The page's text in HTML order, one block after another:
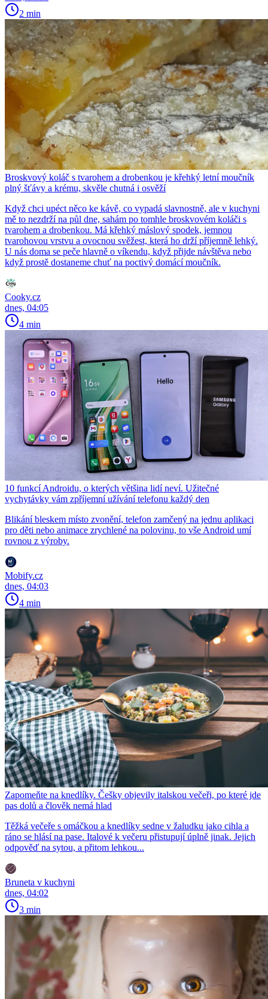
2 min
Broskvový koláč s tvarohem a drobenkou je křehký letní moučník
plný šťávy a krému, skvěle chutná i osvěží
Když chci upéct něco ke kávě, co vypadá slavnostně, ale v kuchyni
mě to nezdrží na půl dne, sahám po tomhle broskvovém koláči s
tvarohem a drobenkou. Má křehký máslový spodek, jemnou
tvarohovou vrstvu a ovocnou svěžest, která ho drží příjemně lehký.
U nás doma se peče hlavně o víkendu, když přijde návštěva nebo
když prostě dostaneme chuť na poctivý domácí moučník.
Cooky.cz
dnes, 04:05
4 min
10 funkcí Androidu, o kterých většina lidí neví. Užitečné
vychytávky vám zpříjemní užívání telefonu každý den
Blikání bleskem místo zvonění, telefon zamčený na jednu aplikaci
pro děti nebo animace zrychlené na polovinu, to vše Android umí
rovnou z výroby.
Mobify.cz
dnes, 04:03
4 min
Zapomeňte na knedlíky. Češky objevily italskou večeři, po které jde
pas dolů a člověk nemá hlad
Těžká večeře s omáčkou a knedlíky sedne v žaludku jako cihla a
ráno se hlásí na pase. Italové k večeru přistupují úplně jinak. Jejich
odpověď na sytou, a přitom lehkou...
Bruneta v kuchyni
dnes, 04:02
3 min